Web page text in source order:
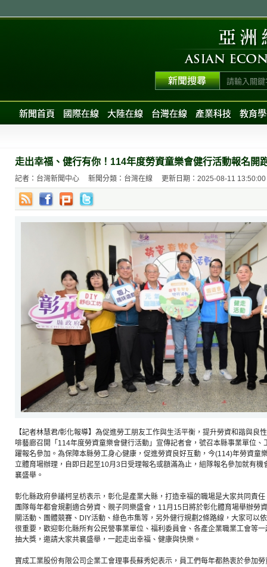
新聞首頁 國際在線 大陸在線 台灣在線 產業科技 教育
走出幸福、健行有你！114年度勞資童樂會健行活動報名開
記者：台灣新聞中心 新聞分類：台灣在線 更新日期：2025-08-11 13:50:00
【記者林慧君/彰化報導】為促進勞工朋友工作與生活平衡，提升勞資和諧與良
啡藝廊召開「114年度勞資童樂會健行活動」宣傳記者會，號召本縣事業單位
躍報名參加。為保障本縣勞工身心健康，促進勞資良好互動，今(114)年勞資童
立體育場辦理，自即日起至10月3日受理報名或額滿為止，組隊報名參加就有
襄盛舉。
彰化縣政府參議柯呈枋表示，彰化是產業大縣，打造幸福的職場是大家共同責
團隊每年都會規劃適合勞資、親子同樂盛會，11月15日將於彰化體育場舉辦勞
關活動、團體競賽、DIY活動、綠色市集等，另外健行規劃2條路線，大家可以
很重要，歡迎彰化縣所有公民營事業單位、福利委員會、各產企業職業工會等
抽大獎，邀請大家共襄盛舉，一起走出幸福、健康與快樂。
寶成工業股份有限公司企業工會理事長蘇秀妃表示，員工們每年都熱衷於參加